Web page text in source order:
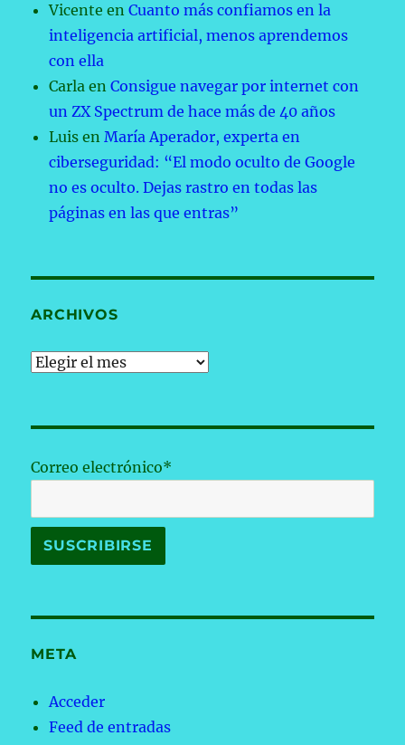
Vicente enCuanto más confiamos en la
inteligencia artificial, menos aprendemos
con ella
Carla enConsigue navegar por internet con
un ZX Spectrum de hace más de 40 años
Luis enMaría Aperador, experta en
ciberseguridad: “El modo oculto de Google
no es oculto. Dejas rastro en todas las
páginas en las que entras”
ARCHIVOS
Archivos
Correo electrónico*
META
Acceder
Feed de entradas